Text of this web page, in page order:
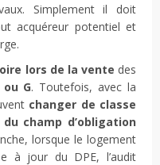
Simplement il doit
acquéreur potentiel et
lors de la vente des
ou G. Toutefois, avec la
changer de classe
champ d’obligation
lorsque le logement
à jour du DPE, l’audit